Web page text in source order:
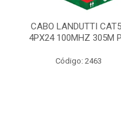
CABO LANDUTTI
4PX24 100MHZ 305M
Código: 2463